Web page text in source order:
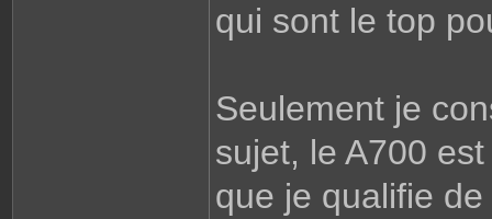
qui sont le top
Seulement je
sujet, le A700
que je qualifie